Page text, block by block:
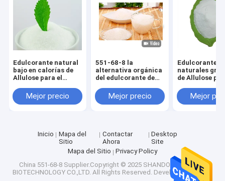
Contacto
noticias
Edulcorante natural del eritritol
Edulcorante pulverizado del eritritol
Substituto del edulcorante del eritritol
Edulcorante natural
bajo en calorías de
Allulose para el
bebidas de las
comidas
Mejor precio
551-68-8 la
alternativa orgánica
del edulcorante de
azucara el 100%
natural
Mejor precio
Edulcorantes
naturales
de Allulose
551-68-8
Mejor
Inicio
Mapa del
Sitio
Contactar
Ahora
Desktop
Site
Mapa del Sitio
Privacy Policy
China 551-68-8 Supplier.Copyright © 2025 SHANDONG FUYANG
BIOTECHNOLOGY CO.,LTD. All Rights Reserved. Developed byECER